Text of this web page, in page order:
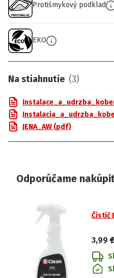
Protišmykový podklad
EKO
Na stiahnutie (3)
JENA_AW (pdf)
Odporúčame
Čistič
3,99 €